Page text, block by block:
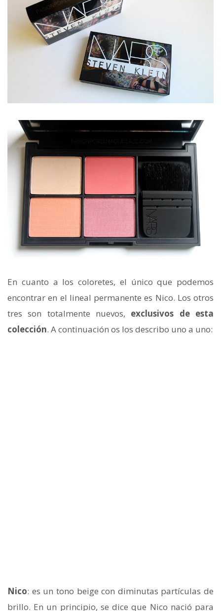
En cuanto a los coloretes, el único que podemos
encontrar en el lineal permanente es Nico. Los otros
tres son totalmente nuevos, exclusivos de esta
colección. A continuación os los describo uno a uno:
Nico: es un tono beige con diminutas partículas de
brillo. En un principio, se dice que Nico nació para